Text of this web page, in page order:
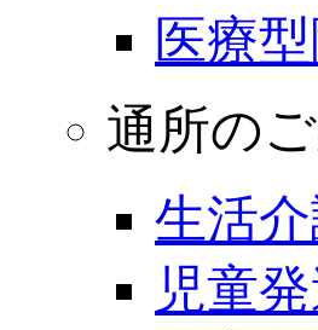
医療
通所の
生活
児童